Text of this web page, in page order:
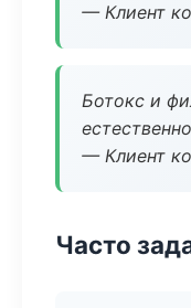
— Клиент
Ботокс и
— Клиент
Часто